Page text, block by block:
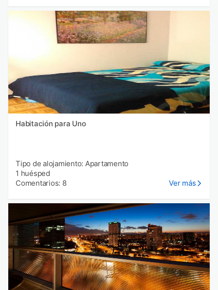
Habitación para Uno
Tipo de alojamiento: Apartamento
1 huésped
Comentarios: 8
Ver más